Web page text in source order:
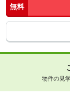
無料
物件の見